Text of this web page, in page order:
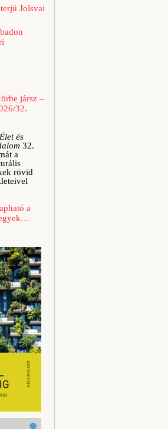
Jolsvai
jársz –
32.
Élet és
32.
a
rövid
a